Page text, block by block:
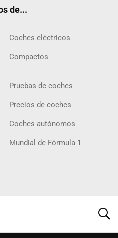
de...
Coches eléctricos
Compactos
Pruebas de coches
Precios de coches
Coches autónomos
Mundial de Fórmula 1